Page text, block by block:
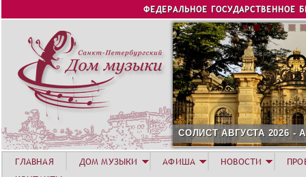
Jump to navigation
ФЕДЕРАЛЬНОЕ ГОСУДАРСТВЕННОЕ
СОЛИСТ АВГУСТА 2026 -
ГЛАВНАЯ ДОМ МУЗЫКИ АФИША НОВОСТИ